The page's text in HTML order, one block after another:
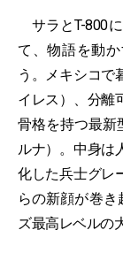
サラとT-800
て、物語を動
う。メキシコで
イレス）、分離
骨格を持つ最新
ルナ）。中身は
化した兵士グレ
らの新顔が巻き
ズ最高レベルの